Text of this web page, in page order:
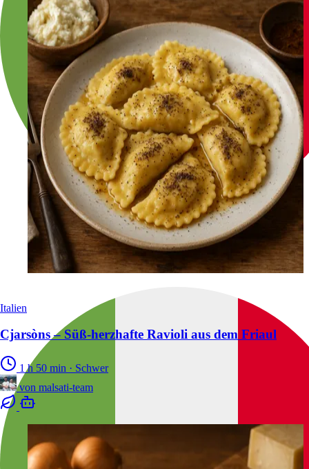
Italien
Cjarsòns – Süß-herzhafte Ravioli aus dem Friaul
1 h 50 min · Schwer
von malsati-team